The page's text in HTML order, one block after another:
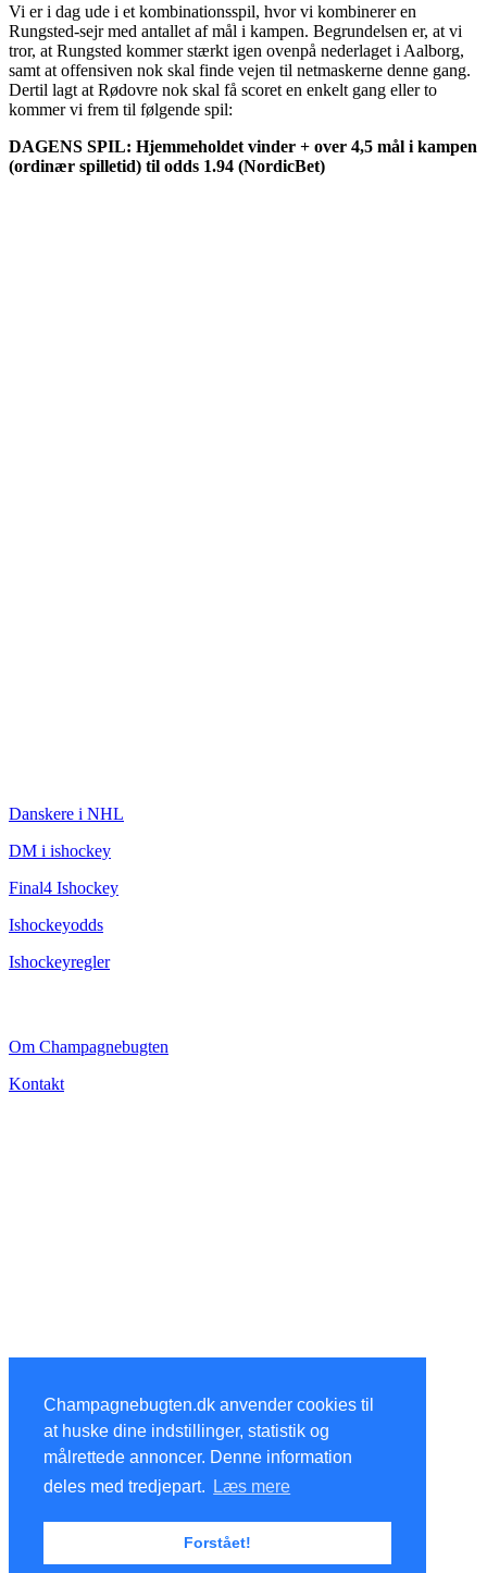
Champagnebugten.dk anvender cookies til
at huske dine indstillinger, statistik og
målrettede annoncer. Denne information
deles med tredjepart.
Læs mere
Forstået!
Vi er i dag ude i et kombinationsspil, hvor vi kombinerer en
Rungsted-sejr med antallet af mål i kampen. Begrundelsen er, at vi
tror, at Rungsted kommer stærkt igen ovenpå nederlaget i Aalborg,
samt at offensiven nok skal finde vejen til netmaskerne denne gang.
Dertil lagt at Rødovre nok skal få scoret en enkelt gang eller to
kommer vi frem til følgende spil:
DAGENS SPIL: Hjemmeholdet vinder + over 4,5 mål i kampen
(ordinær spilletid) til odds 1.94 (NordicBet)
Danskere i NHL
DM i ishockey
Final4 Ishockey
Ishockeyodds
Ishockeyregler
Om Champagnebugten
Kontakt